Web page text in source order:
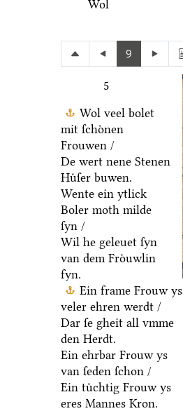
Wol
9
5
Wol veel bolet
mit ſchoͤnen
Frouwen /
De wert nene Stenen
Huͤſer buwen.
Wente ein ytlick
Boler moth milde
ſyn /
Wil he geleuet ſyn
van dem Froͤuwlin
fyn.
Ein frame Frouw ys
veler ehren werdt /
Dar ſe gheit all vmme
den Herdt.
Ein ehrbar Frouw ys
van ſeden ſchon /
Ein tuͤchtig Frouw ys
eres Mannes Kron.